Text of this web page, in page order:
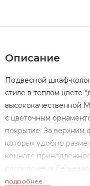
Описание
Подвесной шкаф-
стиле в теплом цвете
высококачественной
с цветочным
покрытие. За верхним
которых удобно
комнате
расположена
незаменимая в
подробнее